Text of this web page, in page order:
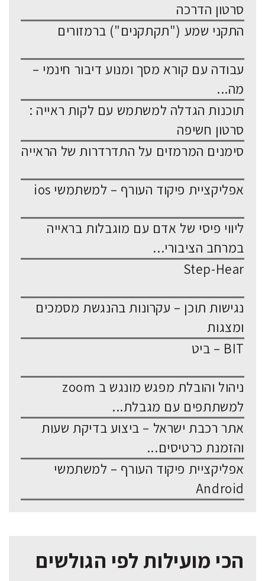
סרטון הדרכה
התקני שמע ("תקתקנים") ברמזורים
עבודה עם קורא מסך ומנוע דיבור חינמי –
מה...
תוכנות הגדלה למשתמש עם לקות ראייה :
סרטון חשיפה
סימנים המרמזים על התדרדרות של הראייה
אפליקציית פיקוד העורף – למשתמשי ios
ליווי פיסי של אדם עם מוגבלות בראייה
במרחב הציבורי...
Step-Hear
נגישות תוכן – עקרונות בהנגשת מסמכים
ומצגות
BIT – ביט
ניהול והובלת מפגש מונגש ב zoom
למשתתפים עם מגבלת...
אתר רכבת ישראל – ביצוע בדיקת שעות
והזמנת כרטיסים...
אפליקציית פיקוד העורף – למשתמשי
Android
הכי מועילות לפי הגולשים